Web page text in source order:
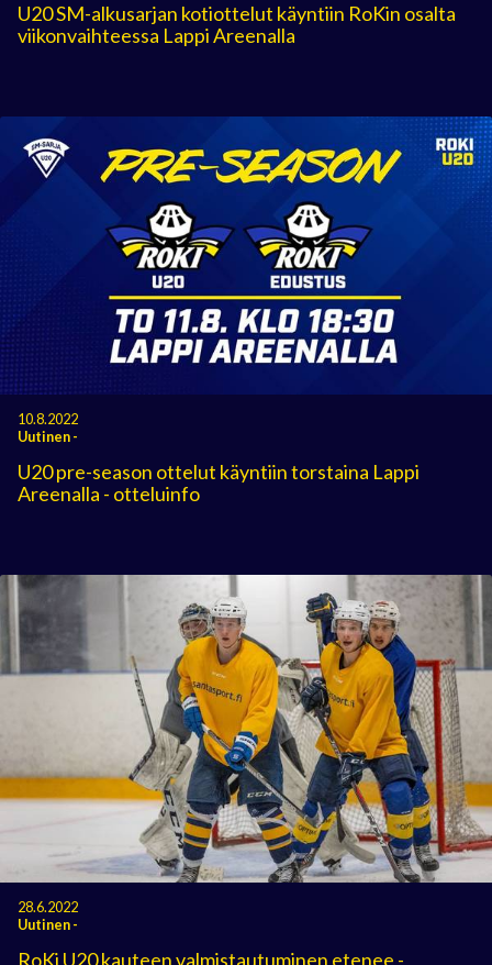
U20 SM-alkusarjan kotiottelut käyntiin RoKin osalta
viikonvaihteessa Lappi Areenalla
10.8.2022
Uutinen-
U20 pre-season ottelut käyntiin torstaina Lappi
Areenalla - otteluinfo
28.6.2022
Uutinen-
RoKi U20 kauteen valmistautuminen etenee -